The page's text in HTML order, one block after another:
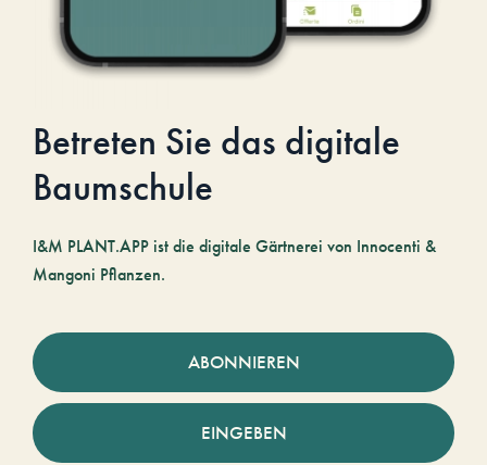
Betreten Sie das digitale
Baumschule
I&M PLANT.APP ist die digitale Gärtnerei von Innocenti &
Mangoni Pflanzen.
ABONNIEREN
EINGEBEN